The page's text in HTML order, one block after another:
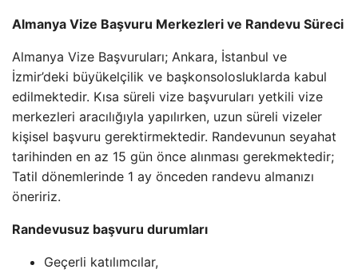
Almanya Vize Başvuru Merkezleri ve Randevu Süreci
Almanya Vize Başvuruları; Ankara, İstanbul ve
İzmir’deki büyükelçilik ve başkonsolosluklarda kabul
edilmektedir. Kısa süreli vize başvuruları yetkili vize
merkezleri aracılığıyla yapılırken, uzun süreli vizeler
kişisel başvuru gerektirmektedir. Randevunun seyahat
tarihinden en az 15 gün önce alınması gerekmektedir;
Tatil dönemlerinde 1 ay önceden randevu almanızı
öneririz.
Randevusuz başvuru durumları
Geçerli katılımcılar,